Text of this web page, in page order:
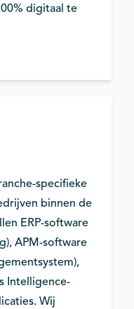
digitaal te
specifieke
binnen de
ERP-software
APM-software
Intelligence-
Wij